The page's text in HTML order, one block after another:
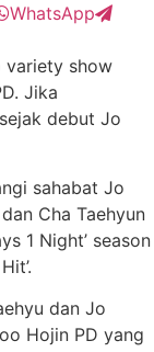
WhatsApp
variety show
Jika
debut Jo
sahabat Jo
Cha Taehyun
1 Night’ season
dan Jo
Hojin PD yang